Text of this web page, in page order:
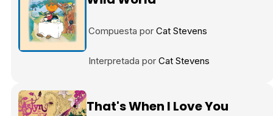
Compuesta por Cat Stevens
Interpretada por Cat Stevens
That's When I Love You